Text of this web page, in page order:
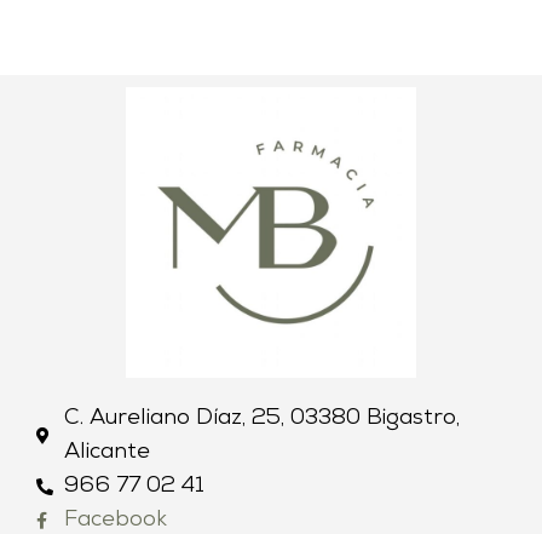
C. Aureliano Díaz, 25, 03380 Bigastro,
Alicante
966 77 02 41
Facebook